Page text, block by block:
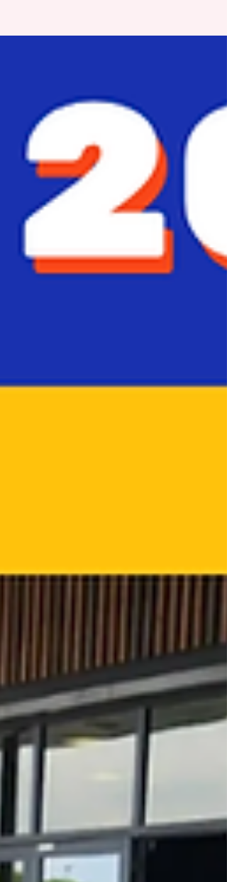
Olá! Eu sou a Sabrina Nogueira, tenho 32
anos, moro no interior do Rio de Janeiro e
Decidi criar esse espaço para falar sobre
Como doramas, produtinhos de beleza e
também séries, filmes, viagem e muito
mais.
Aqui você vai descobrir o que penso, o
que faço e do que eu realmente gosto.